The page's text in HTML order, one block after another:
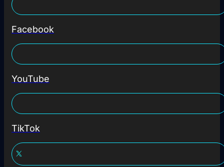
Facebook
YouTube
TikTok